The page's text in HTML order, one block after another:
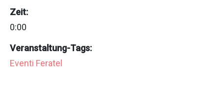
Zeit:
0:00
Veranstaltung-Tags:
Eventi Feratel